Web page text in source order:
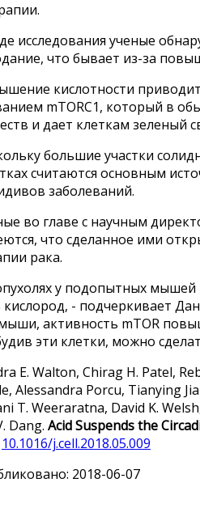
исследования ученые
что бывает из-за
кислотности
mTORC1, который в
и дает клеткам зеленый
большие участки
считаются основным
заболеваний.
во главе с научным
что сделанное ими
рака.
у подопытных мышей
кислород, - подчеркивает
активность mTOR
эти клетки, можно
E. Walton, Chirag H. Patel,
Alessandra Porcu, Tianying
T. Weeraratna, David K.
Dang. Acid Suspends the
10.1016/j.cell.2018.05.009
2018-06-07